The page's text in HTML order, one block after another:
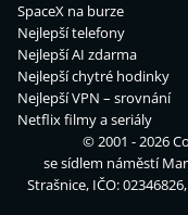
SpaceX na burze
Nejlepší telefony
Nejlepší AI zdarma
Nejlepší chytré hodinky
Nejlepší VPN – srovnání
Netflix filmy a seriály
© 2001 - 2026
se sídlem náměstí
Strašnice, IČO: